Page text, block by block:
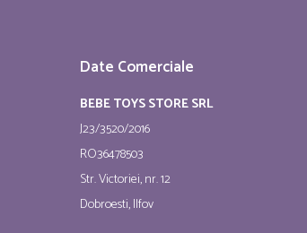
Date Comerciale
BEBE TOYS STORE SRL
J23/3520/2016
RO36478503
Str. Victoriei, nr. 12
Dobroesti, Ilfov